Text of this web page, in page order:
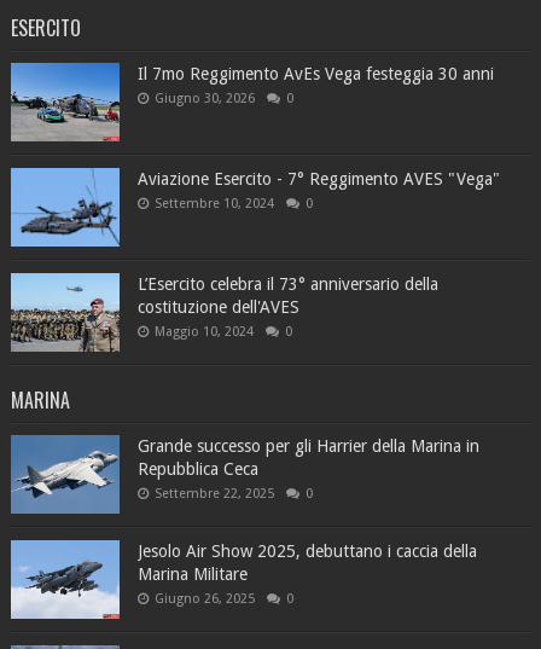
ESERCITO
Il 7mo Reggimento AvEs Vega festeggia 30 anni
Giugno 30, 2026 0
Aviazione Esercito - 7° Reggimento AVES "Vega"
Settembre 10, 2024 0
L’Esercito celebra il 73° anniversario della
costituzione dell'AVES
Maggio 10, 2024 0
MARINA
Grande successo per gli Harrier della Marina in
Repubblica Ceca
Settembre 22, 2025 0
Jesolo Air Show 2025, debuttano i caccia della
Marina Militare
Giugno 26, 2025 0